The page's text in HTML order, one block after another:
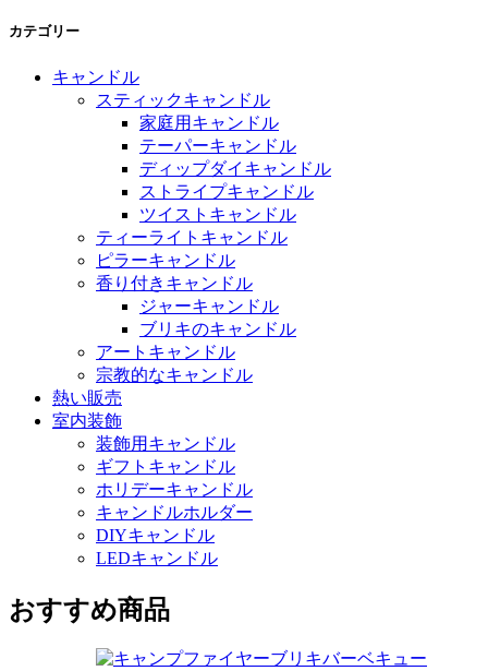
カテゴリー
キャンドル
スティックキャンドル
家庭用キャンドル
テーパーキャンドル
ディップダイキャンドル
ストライプキャンドル
ツイストキャンドル
ティーライトキャンドル
ピラーキャンドル
香り付きキャンドル
ジャーキャンドル
ブリキのキャンドル
アートキャンドル
宗教的なキャンドル
熱い販売
室内装飾
装飾用キャンドル
ギフトキャンドル
ホリデーキャンドル
キャンドルホルダー
DIYキャンドル
LEDキャンドル
おすすめ商品